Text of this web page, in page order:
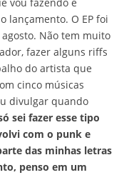
lançamento. O EP foi
Não tem muito
fazer alguns riffs
do artista que
cinco músicas
divulgar quando
sei fazer esse tipo
com o punk e
das minhas letras
penso em um